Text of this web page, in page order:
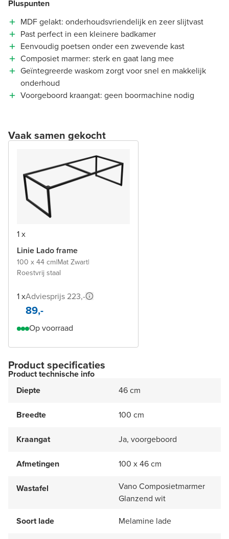
Pluspunten
MDF gelakt: onderhoudsvriendelijk en zeer slijtvast
Past perfect in een kleinere badkamer
Eenvoudig poetsen onder een zwevende kast
Composiet marmer: sterk en gaat lang mee
Geïntegreerde waskom zorgt voor snel en makkelijk
onderhoud
Voorgeboord kraangat: geen boormachine nodig
Vaak samen gekocht
1 x
Linie Lado frame
100 x 44 cm|Mat Zwart|
Roestvrij staal
1 xAdviesprijs 223,-
89,-
Op voorraad
Product specificaties
Product technische info
Diepte
46 cm
Breedte 100 cm
Kraangat Ja, voorgeboord
Afmetingen 100 x 46 cm
Wastafel
Vano Composietmarmer
Glanzend wit
Soort lade
Melamine lade